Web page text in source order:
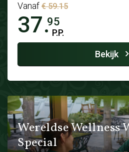
Vanaf € 59.15
37.95
P.P.
Bekijk
Wereldse Wellness
Special